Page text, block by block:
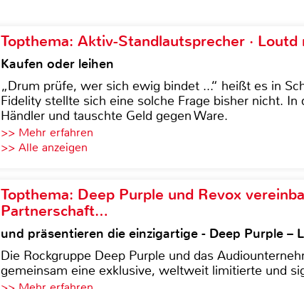
Topthema: Aktiv-Standlautsprecher · Loutd
Kaufen oder leihen
„Drum prüfe, wer sich ewig bindet ...“ heißt es in
Fidelity stellte sich eine solche Frage bisher nicht. In
Händler und tauschte Geld gegen Ware.
>> Mehr erfahren
>> Alle anzeigen
Topthema: Deep Purple und Revox
Partnerschaft…
und präsentieren die einzigartige - Deep Purple –
Die Rockgruppe Deep Purple und das
gemeinsam eine exklusive, weltweit limitierte und